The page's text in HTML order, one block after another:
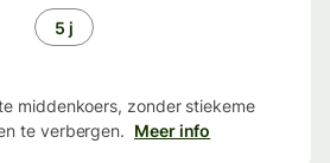
5 j
middenkoers, zonder stiekeme
te verbergen. Meer info